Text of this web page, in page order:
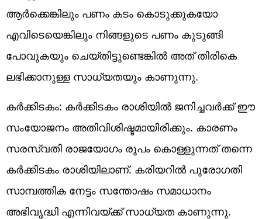
ആർക്കെങ്കിലും പണം കടം കൊടുക്കുകയോ
എവിടെയെങ്കിലും നിങ്ങളുടെ പണം കുടുങ്ങി
പോവുകയും ചെയ്തിട്ടുണ്ടെങ്കിൽ അത് തിരികെ
ലഭിക്കാനുള്ള സാധ്യതയും കാണുന്നു.
കർക്കിടകം: കർക്കിടകം രാശിയിൽ ജനിച്ചവർക്ക് ഈ
സംയോജനം അതിവിശിഷ്ടമായിരിക്കും. കാരണം
സരസ്വതി രാജയോഗം രൂപം കൊള്ളുന്നത് തന്നെ
കർക്കിടകം രാശിയിലാണ്. കരിയറിൽ പുരോഗതി
സാമ്പത്തിക നേട്ടം സന്തോഷം സമാധാനം
അഭിവൃദ്ധി എന്നിവയ്ക്ക് സാധ്യത കാണുന്നു.